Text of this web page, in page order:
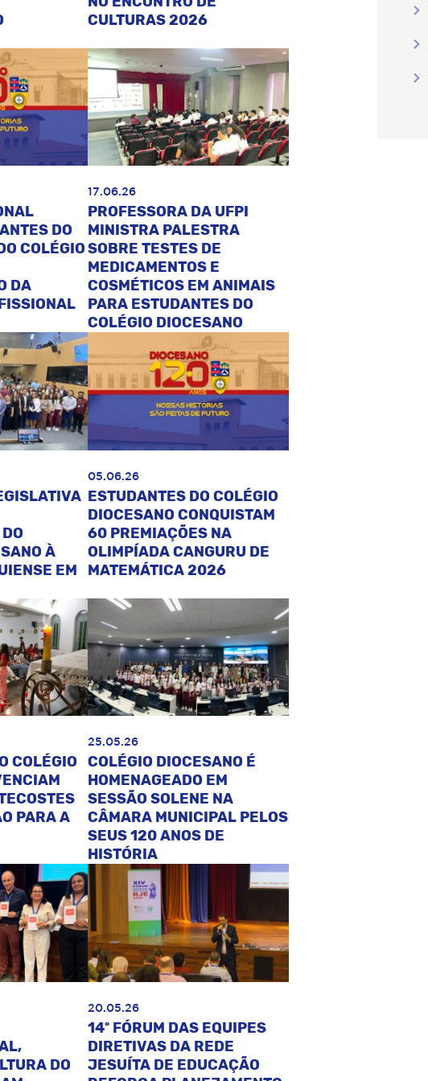
CULTURAS 2026
DO
COLÉGIO
DA
17.06.26
PROFESSORA DA UFPI
MINISTRA PALESTRA
SOBRE TESTES DE
MEDICAMENTOS E
COSMÉTICOS EM ANIMAIS
PARA ESTUDANTES DO
COLÉGIO DIOCESANO
À
EM
05.06.26
ESTUDANTES DO COLÉGIO
DIOCESANO CONQUISTAM
60 PREMIAÇÕES NA
OLIMPÍADA CANGURU DE
MATEMÁTICA 2026
COLÉGIO
PARA A
25.05.26
COLÉGIO DIOCESANO É
HOMENAGEADO EM
SESSÃO SOLENE NA
CÂMARA MUNICIPAL PELOS
SEUS 120 ANOS DE
HISTÓRIA
DO
20.05.26
14º FÓRUM DAS EQUIPES
DIRETIVAS DA REDE
JESUÍTA DE EDUCAÇÃO